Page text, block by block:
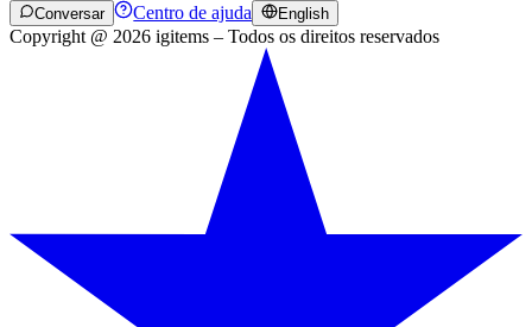
Conversar Centro de ajuda English
Copyright @ 2026 igitems – Todos os direitos reservados